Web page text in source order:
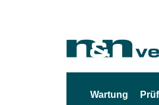
Wartung